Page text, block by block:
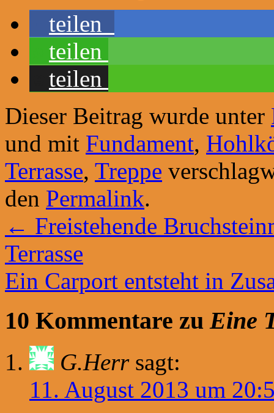
teilen
teilen
teilen
Dieser Beitrag wurde unter
und mit Fundament,
Terrasse, Treppe
den Permalink.
← Freistehende
Terrasse
Ein Carport entsteht in
10 Kommentare zu Eine
G.Herr sagt:
11. August 2013 um